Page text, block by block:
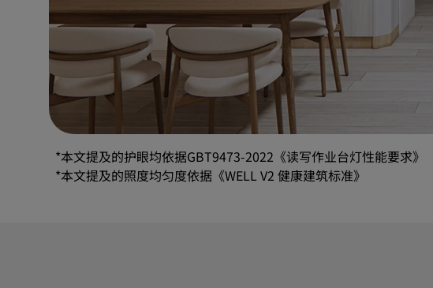
*本文提及的护眼均依据GBT9473-2022《读写作业台灯性能要求》
*本文提及的照度均匀度依据《WELL V2 健康建筑标准》